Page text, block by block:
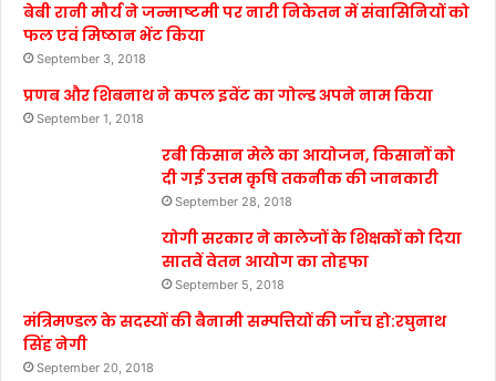
बेबी रानी मौर्य ने जन्माष्टमी पर नारी निकेतन में संवासिनियों को
फल एवं मिष्ठान भेंट किया
September 3, 2018
प्रणब और शिबनाथ ने कपल इवेंट का गोल्ड अपने नाम किया
September 1, 2018
रबी किसान मेले का आयोजन, किसानों को
दी गई उत्तम कृषि तकनीक की जानकारी
September 28, 2018
योगी सरकार ने कालेजों के शिक्षकों को दिया
सातवें वेतन आयोग का तोहफा
September 5, 2018
मंत्रिमण्डल के सदस्यों की बैनामी सम्पत्तियों की जाँच हो:रघुनाथ
सिंह नेगी
September 20, 2018